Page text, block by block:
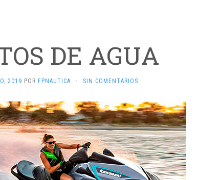
DE AGUA
2019 POR FPNAUTICA · SIN COMENTARIOS